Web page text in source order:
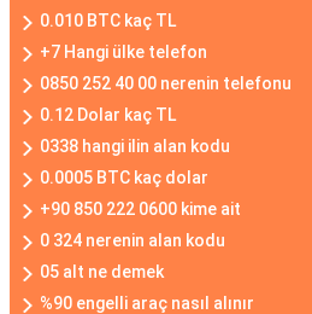
0.010 BTC kaç TL
+7 Hangi ülke telefon
0850 252 40 00 nerenin telefonu
0.12 Dolar kaç TL
0338 hangi ilin alan kodu
0.0005 BTC kaç dolar
+90 850 222 0600 kime ait
0 324 nerenin alan kodu
05 alt ne demek
%90 engelli araç nasıl alınır